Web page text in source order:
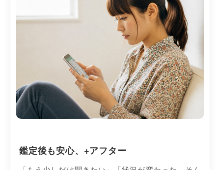
鑑定後も安心、+アフター